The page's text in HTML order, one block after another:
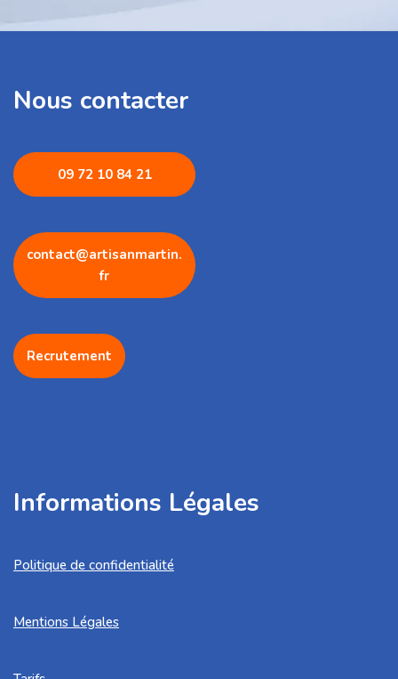
Nous contacter
09 72 10 84 21
contact@artisanmartin.
fr
Recrutement
Informations Légales
Politique de confidentialité
Mentions Légales